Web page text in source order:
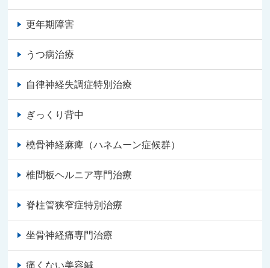
更年期障害
うつ病治療
自律神経失調症特別治療
ぎっくり背中
橈骨神経麻痺（ハネムーン症候群）
椎間板ヘルニア専門治療
脊柱管狭窄症特別治療
坐骨神経痛専門治療
痛くない美容鍼